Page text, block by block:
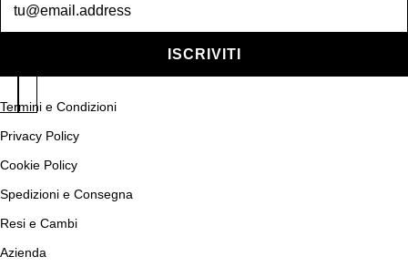
ISCRIVITI
Termini e Condizioni
Privacy Policy
Cookie Policy
Spedizioni e Consegna
Resi e Cambi
Azienda